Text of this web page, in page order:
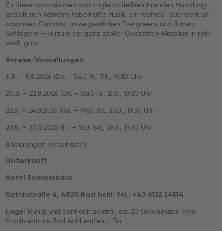
Zu dieser urkomischen und zugleich tiefberührenden Handlung
gesellt sich Kálmáns fabelhafte Musik, ein wahres Feuerwerk an
rasantem Csárdás, unvergesslichen Evergreens und flotten
Schlagern – kurzum ein ganz großer Operetten-Klassiker in rot-
weiß-grün.
Anreise/Vorstellungen
6.8. – 8.8.2026 (Do. – Sa.): Fr., 7.8., 19.30 Uhr
20.8. – 22.8.2026 (Do. – Sa.): Fr., 21.8., 19.30 Uhr
22.8. – 24.8.2026 (Sa. – Mo.): So., 23.8., 19.30 Uhr
28.8. – 30.8.2026 (Fr. – So.): Sa., 29.8., 19.30 Uhr
Änderungen vorbehalten.
Unterkunft
Hotel Sommerhaus
Katrinstraße 4, 4820 Bad Ischl; Tel.: +43 6132 24514
Lage: Ruhig und dennoch zentral, ca. 20 Gehminuten vom
Stadtzentrum Bad Ischl entfernt. Ein